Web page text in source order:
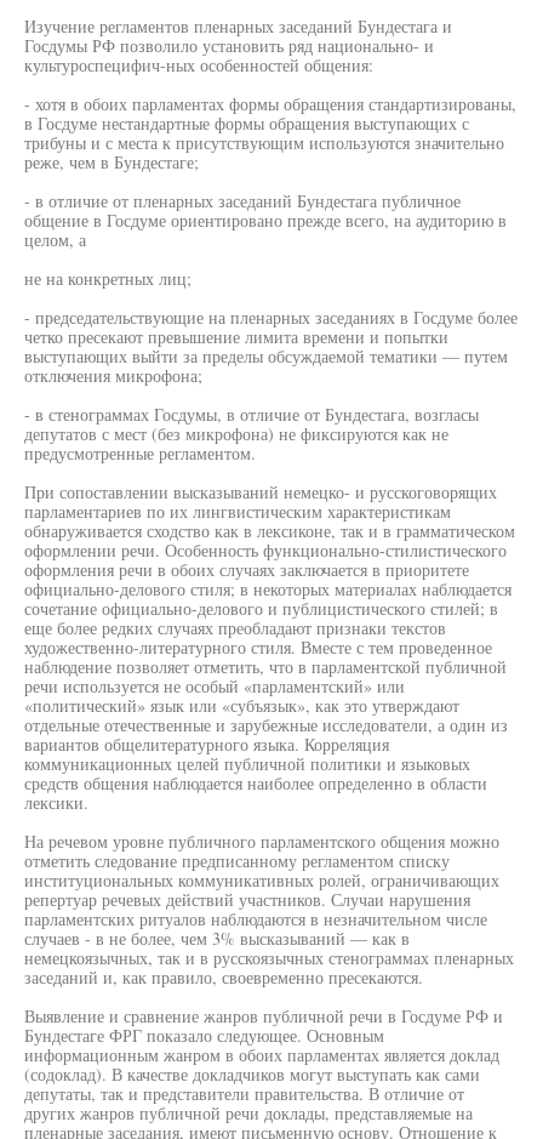
Изучение регламентов пленарных заседаний Бундестага и
Госдумы РФ позволило установить ряд национально- и
культуроспецифич-ных особенностей общения:
- хотя в обоих парламентах формы обращения стандартизированы,
в Госдуме нестандартные формы обращения выступающих с
трибуны и с места к присутствующим используются значительно
реже, чем в Бундестаге;
- в отличие от пленарных заседаний Бундестага публичное
общение в Госдуме ориентировано прежде всего, на аудиторию в
целом, а
не на конкретных лиц;
- председательствующие на пленарных заседаниях в Госдуме более
четко пресекают превышение лимита времени и попытки
выступающих выйти за пределы обсуждаемой тематики — путем
отключения микрофона;
- в стенограммах Госдумы, в отличие от Бундестага, возгласы
депутатов с мест (без микрофона) не фиксируются как не
предусмотренные регламентом.
При сопоставлении высказываний немецко- и русскоговорящих
парламентариев по их лингвистическим характеристикам
обнаруживается сходство как в лексиконе, так и в грамматическом
оформлении речи. Особенность функционально-стилистического
оформления речи в обоих случаях заключается в приоритете
официально-делового стиля; в некоторых материалах наблюдается
сочетание официально-делового и публицистического стилей; в
еще более редких случаях преобладают признаки текстов
художественно-литературного стиля. Вместе с тем проведенное
наблюдение позволяет отметить, что в парламентской публичной
речи используется не особый «парламентский» или
«политический» язык или «субъязык», как это утверждают
отдельные отечественные и зарубежные исследователи, а один из
вариантов общелитературного языка. Корреляция
коммуникационных целей публичной политики и языковых
средств общения наблюдается наиболее определенно в области
лексики.
На речевом уровне публичного парламентского общения можно
отметить следование предписанному регламентом списку
институциональных коммуникативных ролей, ограничивающих
репертуар речевых действий участников. Случаи нарушения
парламентских ритуалов наблюдаются в незначительном числе
случаев - в не более, чем 3% высказываний — как в
немецкоязычных, так и в русскоязычных стенограммах пленарных
заседаний и, как правило, своевременно пресекаются.
Выявление и сравнение жанров публичной речи в Госдуме РФ и
Бундестаге ФРГ показало следующее. Основным
информационным жанром в обоих парламентах является доклад
(содоклад). В качестве докладчиков могут выступать как сами
депутаты, так и представители правительства. В отличие от
других жанров публичной речи доклады, представляемые на
пленарные заседания, имеют письменную основу. Отношение к